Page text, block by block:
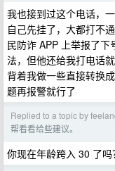
我也接到过这个电话，
自己先挂了，大都打不
民防诈 APP 上举报了
法，但他还给我打电话
背着我做一些直接转换
题再报警就行了
Replied to a topic by
帮看看给些建议。
你现在年龄跨入 30 了吗